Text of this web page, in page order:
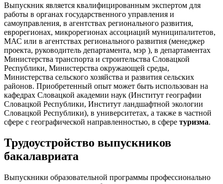
Выпускник является квалифицированным экспертом для
работы в органах государственного управления и
самоуправления, в агентствах регионального развития,
еврорегионах, микрорегионах ассоциаций муниципалитетов,
МАС или в агентствах регионального развития (менеджер
проекта, руководитель департамента, мэр ), в департаментах
Министерства транспорта и строительства Словацкой
Республики, Министерства окружающей среды,
Министерства сельского хозяйства и развития сельских
районов. Приобретенный опыт может быть использован на
кафедрах Словацкой академии наук (Институт географии
Словацкой Республики, Институт ландшафтной экологии
Словацкой Республики), в университетах, а также в частной
сфере с географической направленностью, в сфере туризма.
Трудоустройство выпускников
бакалавриата
Выпускники образовательной программы профессионально